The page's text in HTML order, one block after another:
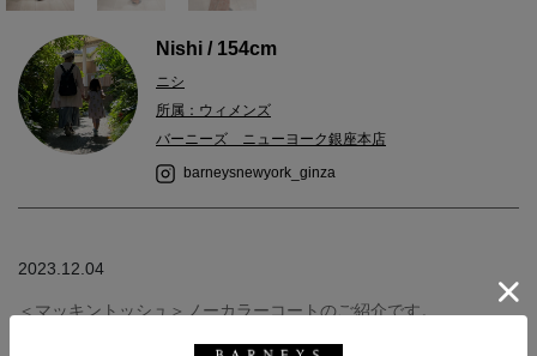
Nishi / 154cm
ニシ
所属：ウィメンズ
バーニーズ ニューヨーク銀座本店
barneysnewyork_ginza
2023.12.04
＜マッキントッシュ＞ノーカラーコートのご紹介です。